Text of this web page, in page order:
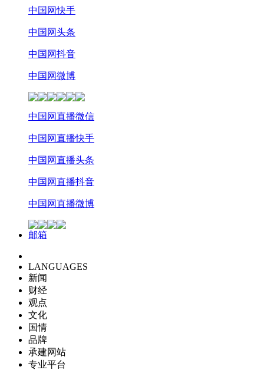
中国网快手
中国网头条
中国网抖音
中国网微博
中国网直播微信
中国网直播快手
中国网直播头条
中国网直播抖音
中国网直播微博
邮箱
LANGUAGES
新闻
财经
观点
文化
国情
品牌
承建网站
专业平台